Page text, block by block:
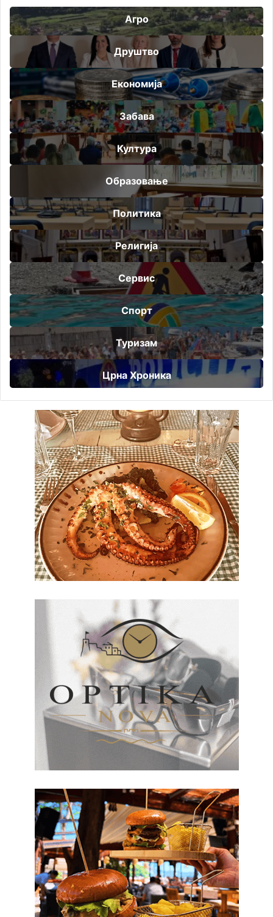
Агро
Друштво
Економија
Забава
Култура
Образовање
Политика
Религија
Сервис
Спорт
Туризам
Црна Хроника